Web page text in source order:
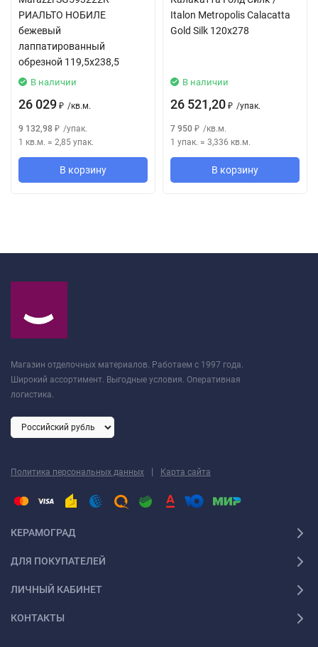
РИАЛЬТО НОБИЛЕ
бежевый
лаппатированный
обрезной 119,5x238,5
В наличии
26 029 ₽ /кв.м.
9 132,98 ₽ /упак.
1 кв.м. = 2,85 упак.
В корзину
Italon Metropolis Calacatta
Gold Silk 120x278
В наличии
26 521,20 ₽ /упак.
7 950 ₽ /кв.м.
1 упак. = 3,336 кв.м.
В корзину
Магазин отделочных материалов. Работаем с 1997 года.
Широкий ассортимент. Выгодные условия. Оперативная
логистика.
Политика персональных данных | Карта сайта
КЕРАМОГРАД
ДЛЯ ПОКУПАТЕЛЕЙ
ЛИЧНЫЙ КАБИНЕТ
КОНТАКТЫ